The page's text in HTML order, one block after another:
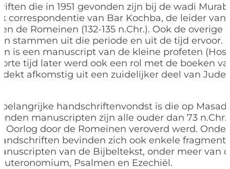
die in 1951 gevonden zijn bij de wadi
correspondentie van Bar Kochba, de leider van
de Romeinen (132-135 n.Chr.). Ook de overige
stammen uit die periode en uit de tijd ervoor.
is een manuscript van de kleine profeten
tijd later werd ook een rol met de boeken
afkomstig uit een zuidelijker deel van
handschriftenvondst is die op Masada
manuscripten zijn alle ouder dan 73
Oorlog door de Romeinen veroverd werd.
bevinden zich ook enkele
van de Bijbeltekst, onder meer van
Psalmen en Ezechiël.